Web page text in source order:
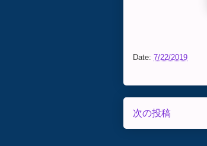
Date: 7/22/2019
次の投稿